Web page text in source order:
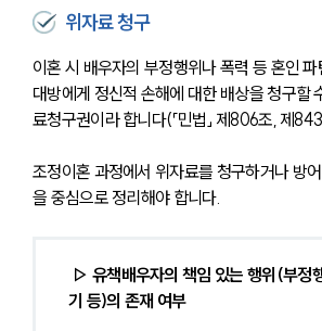
위자료 청구
이혼 시 배우자의 부정행위나 폭력 등 혼인
대방에게 정신적 손해에 대한 배상을 청구할
료청구권이라 합니다(「민법」 제806조, 제
조정이혼 과정에서 위자료를 청구하거나 방
을 중심으로 정리해야 합니다.
▷ 유책배우자의 책임 있는 행위(부정
기 등)의 존재 여부